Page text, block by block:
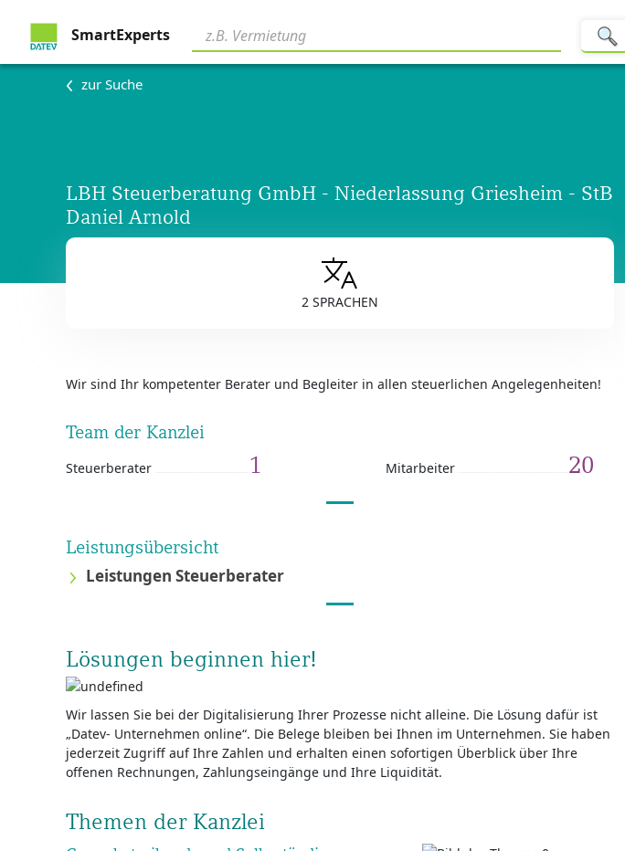
SmartExperts
zur Suche
LBH Steuerberatung GmbH - Niederlassung Griesheim - StB
Daniel Arnold
2 SPRACHEN
Wir sind Ihr kompetenter Berater und Begleiter in allen steuerlichen Angelegenheiten!
Team der Kanzlei
Steuerberater 1 Mitarbeiter 20
Leistungsübersicht
Leistungen Steuerberater
Lösungen beginnen hier!
Wir lassen Sie bei der Digitalisierung Ihrer Prozesse nicht alleine. Die Lösung dafür ist
„Datev- Unternehmen online“. Die Belege bleiben bei Ihnen im Unternehmen. Sie haben
jederzeit Zugriff auf Ihre Zahlen und erhalten einen sofortigen Überblick über Ihre
offenen Rechnungen, Zahlungseingänge und Ihre Liquidität.
Themen der Kanzlei